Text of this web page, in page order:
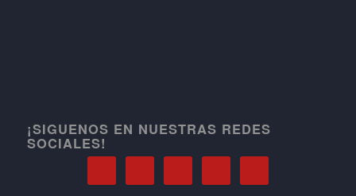
¡SIGUENOS EN NUESTRAS REDES
SOCIALES!